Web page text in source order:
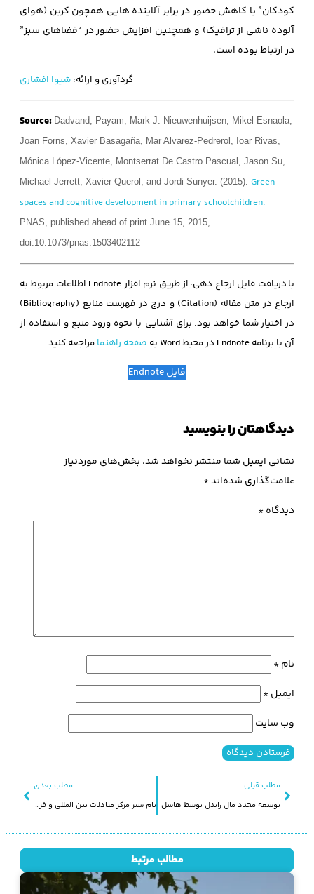
کودکان” با کاهش حضور در برابر آلاینده هایی همچون کربن (هوای
آلوده ناشی از ترافیک) و همچنین افزایش حضور در “فضاهای سبز”
در ارتباط بوده است.
گردآوری و ارائه: شیوا افشاری
Source: Dadvand, Payam, Mark J. Nieuwenhuijsen, Mikel Esnaola,
Joan Forns, Xavier Basagaña, Mar Alvarez-Pedrerol, Ioar Rivas,
Mónica López-Vicente, Montserrat De Castro Pascual, Jason Su,
Michael Jerrett, Xavier Querol, and Jordi Sunyer. (2015). Green
spaces and cognitive development in primary schoolchildren.
PNAS, published ahead of print June 15, 2015,
doi:10.1073/pnas.1503402112
با دریافت فایل ارجاع دهی، از طریق نرم افزار Endnote اطلاعات مربوط به
ارجاع در متن مقاله (Citation) و درج در فهرست منابع (Bibliography)
در اختیار شما خواهد بود. برای آشنایی با نحوه ورود منبع و استفاده از
آن با برنامه Endnote در محیط Word به
صفحه راهنما مراجعه کنید.
فایل Endnote
مطلب قبلی
توسعه مجدد مال راندل توسط هاسل
مطلب بعدی
بام سبز مرکز مبادلات بین المللی و فرهنگی فوکوئوکا ژاپن
دیدگاهتان را بنویسید
نشانی ایمیل شما منتشر نخواهد شد. بخش‌های موردنیاز
علامت‌گذاری شده‌اند*
دیدگاه*
نام*
ایمیل*
وب‌ سایت
مطالب مرتبط